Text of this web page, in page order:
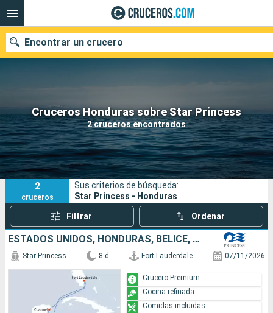
Cruceros Honduras sobre Star Princess
2 cruceros encontrados
Encontrar un crucero
Nuestros destinos
Fecha de salida
Puertos Compañías
Buscar
2
cruceros
Sus criterios de búsqueda:
Star Princess - Honduras
Filtrar Ordenar
ESTADOS UNIDOS, HONDURAS, BELICE, MÉXICO
Star Princess 8 d Fort Lauderdale 07/11/2026
Crucero Premium
Cocina refinada
Comidas incluidas